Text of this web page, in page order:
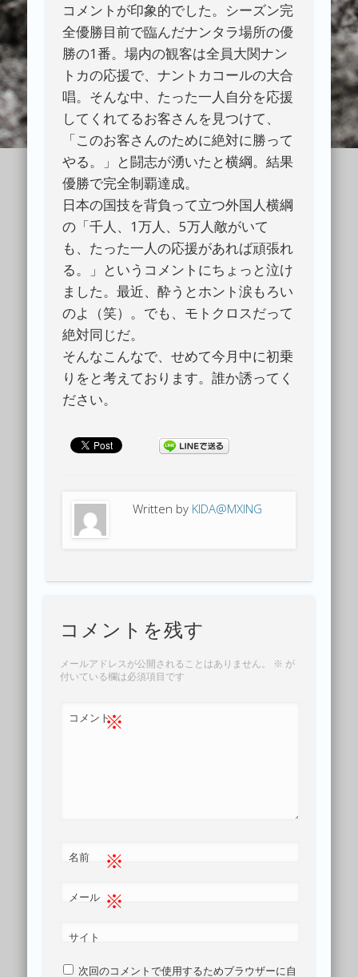
コメントが印象的でした。シーズン完
全優勝目前で臨んだナンタラ場所の優
勝の1番。場内の観客は全員大関ナン
トカの応援で、ナントカコールの大合
唱。そんな中、たった一人自分を応援
してくれてるお客さんを見つけて、
「このお客さんのために絶対に勝って
やる。」と闘志が湧いたと横綱。結果
優勝で完全制覇達成。
日本の国技を背負って立つ外国人横綱
の「千人、1万人、5万人敵がいて
も、たった一人の応援があれば頑張れ
る。」というコメントにちょっと泣け
ました。最近、酔うとホント涙もろい
のよ（笑）。でも、モトクロスだって
絶対同じだ。
そんなこんなで、せめて今月中に初乗
りをと考えております。誰か誘ってく
ださい。
Written by KIDA@MXING
コメントを残す
メールアドレスが公開されることはありません。 ※ が
付いている欄は必須項目です
コメント※
名前 ※
メール ※
サイト
次回のコメントで使用するためブラウザーに自